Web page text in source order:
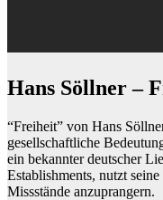
Hans Söllner –
“Freiheit” von Hans
gesellschaftliche
ein bekannter deutscher
Establishments, nutzt
Missstände anzuprangern.